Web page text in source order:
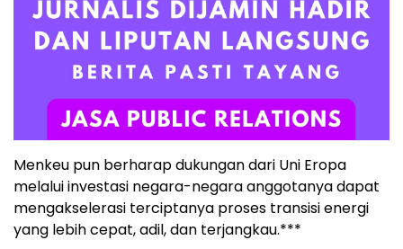
Menkeu pun berharap dukungan dari Uni Eropa
melalui investasi negara-negara anggotanya dapat
mengakselerasi terciptanya proses transisi energi
yang lebih cepat, adil, dan terjangkau.***